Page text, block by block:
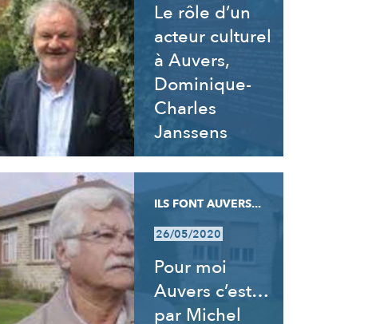
Le rôle d’un
acteur culturel
à Auvers,
Dominique-
Charles
Janssens
ILS FONT AUVERS...
26/05/2020
Pour moi
Auvers c’est…
par Michel